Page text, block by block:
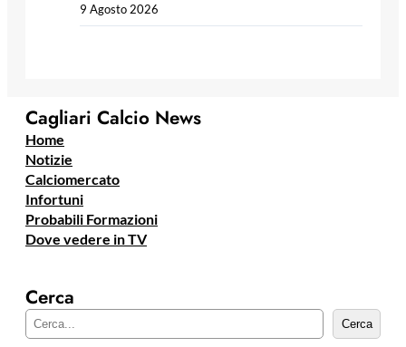
9 Agosto 2026
Cagliari Calcio News
Home
Notizie
Calciomercato
Infortuni
Probabili Formazioni
Dove vedere in TV
Cerca
e
Cerca